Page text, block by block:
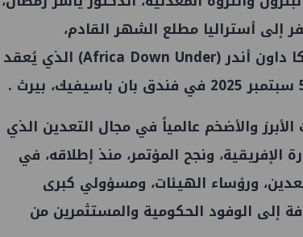
إلى أستراليا مطلع الشهر القادم،
للمشاركة في فعاليات مؤتمر أفريكا داون أندر (Africa Down Under) الذي يُعقد
والأضخم عالمياً في مجال التعدين الذي
الإفريقية، ونجح المؤتمر، منذ إطلاقه، في
ورؤساء الهيئات، ومسؤولي كبرى
إلى الوفود الحكومية والمستثمرين من